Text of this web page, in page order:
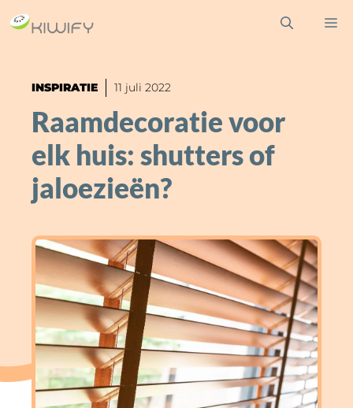
Ga
naar
inhoudINSPIRATIE 11 juli 2022
Raamdecoratie voor
elk huis: shutters of
jaloezieën?